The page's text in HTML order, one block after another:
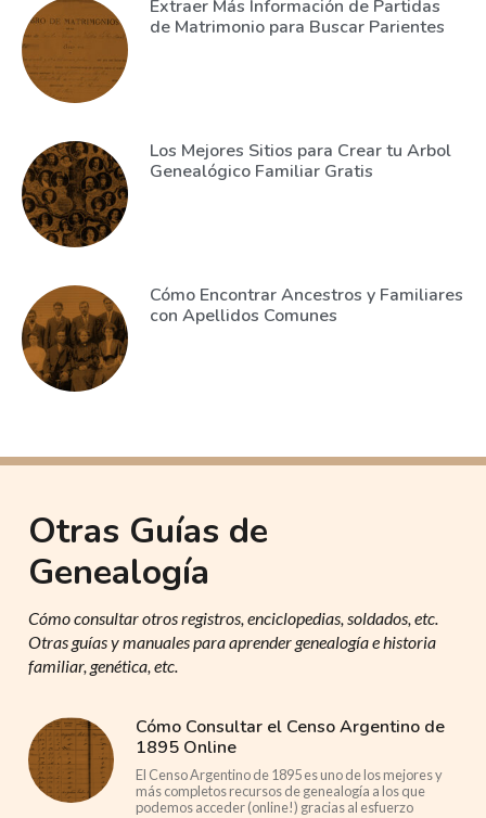
Extraer Más Información de Partidas
de Matrimonio para Buscar Parientes
Los Mejores Sitios para Crear tu Arbol
Genealógico Familiar Gratis
Cómo Encontrar Ancestros y Familiares
con Apellidos Comunes
Otras Guías de
Genealogía
Cómo consultar otros registros, enciclopedias, soldados, etc.
Otras guías y manuales para aprender genealogía e historia
familiar, genética, etc.
Cómo Consultar el Censo Argentino de
1895 Online
El Censo Argentino de 1895 es uno de los mejores y
más completos recursos de genealogía a los que
podemos acceder (online!) gracias al esfuerzo